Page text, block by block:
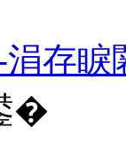
存睙
�